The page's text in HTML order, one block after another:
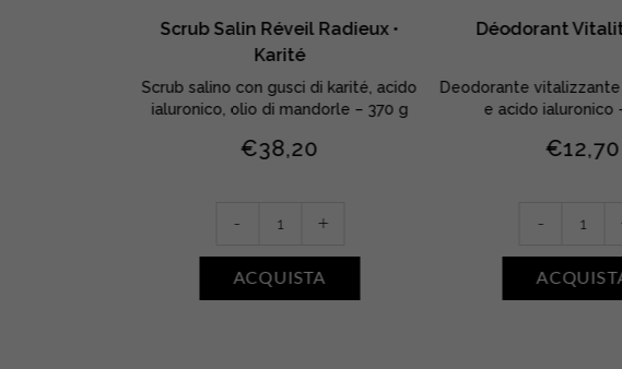
Scrub Salin Réveil Radieux •
Karité
Scrub salino con gusci di karité, acido
ialuronico, olio di mandorle – 370 g
€38,20
Radieux
- +
ACQUISTA
Déodorant
Deodorante
e acido ialuronico
€12,70
Aloe
-